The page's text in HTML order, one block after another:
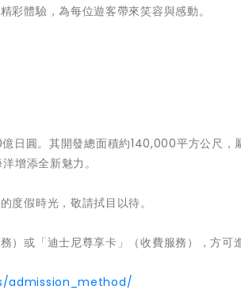
彩體驗，為每位遊客帶來笑容與感動。
日圓。其開發總面積約140,000平方公尺，
增添全新魅力。
度假時光，敬請拭目以待。
）或「迪士尼尊享卡」（收費服務），方可
admission_method/